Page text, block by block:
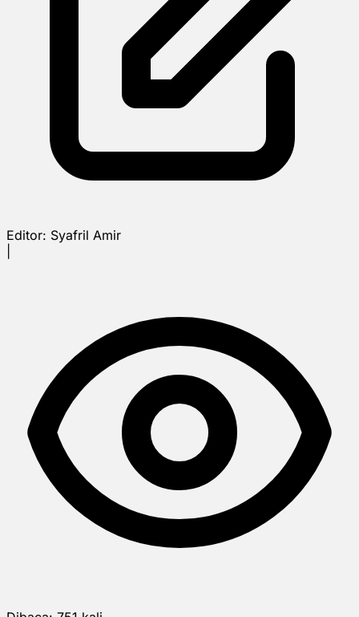
Editor: Syafril Amir